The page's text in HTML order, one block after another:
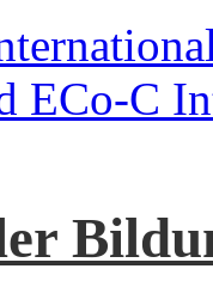
ECo-C